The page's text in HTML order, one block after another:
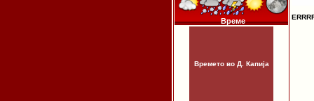
Време
Времето во Д. Капија